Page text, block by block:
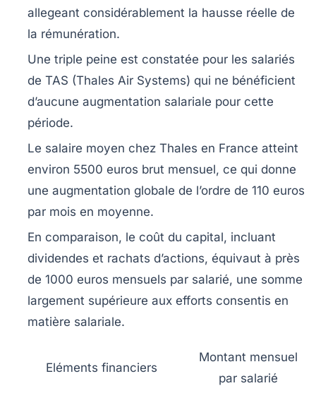
allegeant considérablement la hausse réelle de
la rémunération.
Une triple peine est constatée pour les salariés
de TAS (Thales Air Systems) qui ne bénéficient
d’aucune augmentation salariale pour cette
période.
Le salaire moyen chez Thales en France atteint
environ 5500 euros brut mensuel, ce qui donne
une augmentation globale de l’ordre de 110 euros
par mois en moyenne.
En comparaison, le coût du capital, incluant
dividendes et rachats d’actions, équivaut à près
de 1000 euros mensuels par salarié, une somme
largement supérieure aux efforts consentis en
matière salariale.
Eléments financiers
Montant mensuel
par salarié